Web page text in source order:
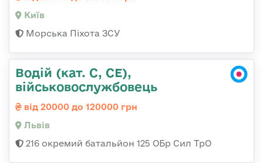
Київ
Морська Піхота ЗСУ
Водій (кат. С, СЕ),
військовослужбовець
від 20000 до 120000 грн
Львів
216 окремий батальйон 125 ОБр Сил ТрО